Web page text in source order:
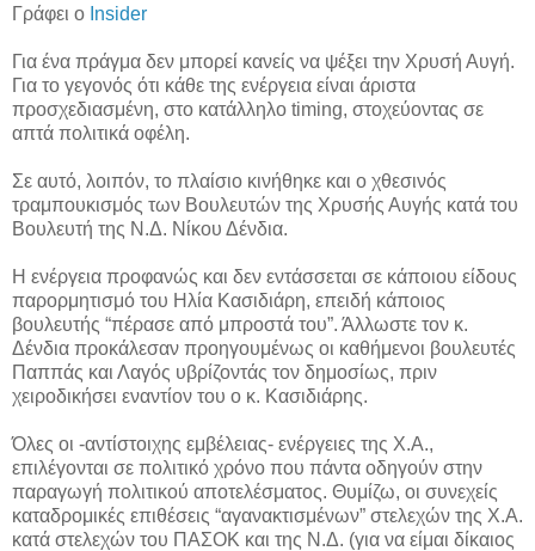
Γράφει ο Insider
Για ένα πράγμα δεν μπορεί κανείς να ψέξει την Χρυσή Αυγή.
Για το γεγονός ότι κάθε της ενέργεια είναι άριστα
προσχεδιασμένη, στο κατάλληλο timing, στοχεύοντας σε
απτά πολιτικά οφέλη.
Σε αυτό, λοιπόν, το πλαίσιο κινήθηκε και ο χθεσινός
τραμπουκισμός των Βουλευτών της Χρυσής Αυγής κατά του
Βουλευτή της Ν.Δ. Νίκου Δένδια.
Η ενέργεια προφανώς και δεν εντάσσεται σε κάποιου είδους
παρορμητισμό του Ηλία Κασιδιάρη, επειδή κάποιος
βουλευτής “πέρασε από μπροστά του”. Άλλωστε τον κ.
Δένδια προκάλεσαν προηγουμένως οι καθήμενοι βουλευτές
Παππάς και Λαγός υβρίζοντάς τον δημοσίως, πριν
χειροδικήσει εναντίον του ο κ. Κασιδιάρης.
Όλες οι -αντίστοιχης εμβέλειας- ενέργειες της Χ.Α.,
επιλέγονται σε πολιτικό χρόνο που πάντα οδηγούν στην
παραγωγή πολιτικού αποτελέσματος. Θυμίζω, οι συνεχείς
καταδρομικές επιθέσεις “αγανακτισμένων” στελεχών της Χ.Α.
κατά στελεχών του ΠΑΣΟΚ και της Ν.Δ. (για να είμαι δίκαιος